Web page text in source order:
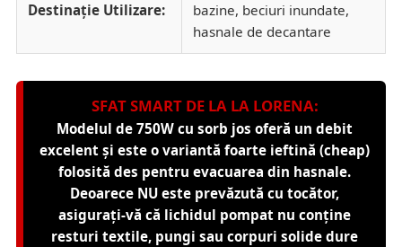
Destinație Utilizare:
bazine, beciuri inundate,
hasnale de decantare
SFAT SMART DE LA LA LORENA:
Modelul de 750W cu sorb jos oferă un debit
excelent și este o variantă foarte ieftină (cheap)
folosită des pentru evacuarea din hasnale.
Deoarece NU este prevăzută cu tocător,
asigurați-vă că lichidul pompat nu conține
resturi textile, pungi sau corpuri solide dure